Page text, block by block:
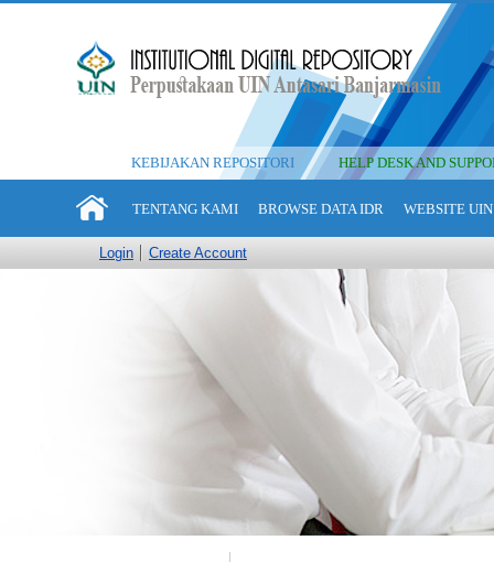
KEBIJAKAN REPOSITORI HELP DESK AND
TENTANG KAMI BROWSE DATA IDR WEBSITE
Login Create Account